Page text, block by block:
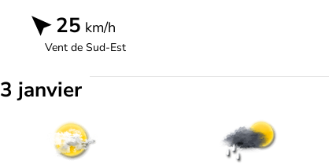
25 km/h
Vent deSud-Est
3 janvier